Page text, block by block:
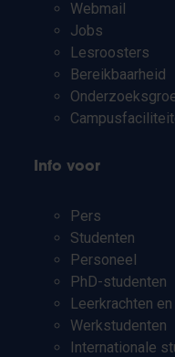
Webmail
Jobs
Lesroosters
Bereikbaarheid
Info voor
Pers
Studenten
Personeel
PhD-studenten
Leerkrachten
Werkstudenten
Internationale